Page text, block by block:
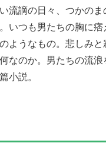
流謫の日々、つかのま
いつも男たちの胸に痞
ようなもの。悲しみと
なのか。男たちの流浪
小説。